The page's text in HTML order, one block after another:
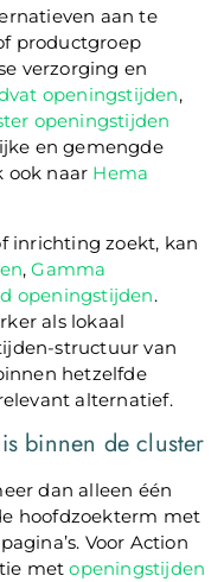
aan te
productgroep
verzorging en
openingstijden,
openingstijden
en gemengde
ook naar Hema
inrichting zoekt, kan
,Gamma
openingstijden.
als lokaal
structuur van
hetzelfde
alternatief.
binnen de cluster
dan alleen één
hoofdzoekterm met
Voor Action
metopeningstijden